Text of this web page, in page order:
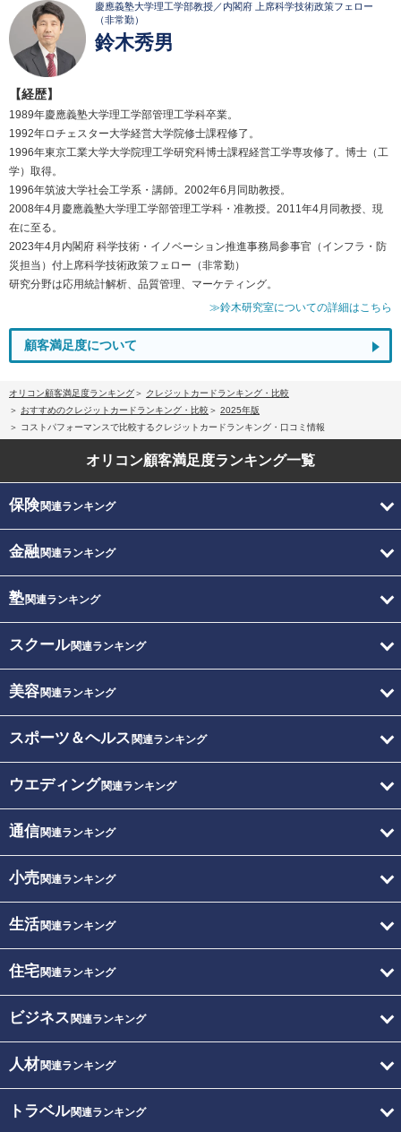
慶應義塾大学理工学部教授／内閣府 上席科学技術政策フェロー
（非常勤）
鈴木秀男
【経歴】
1989年慶應義塾大学理工学部管理工学科卒業。
1992年ロチェスター大学経営大学院修士課程修了。
1996年東京工業大学大学院理工学研究科博士課程経営工学専攻修了。博士（工
学）取得。
1996年筑波大学社会工学系・講師。2002年6月同助教授。
2008年4月慶應義塾大学理工学部管理工学科・准教授。2011年4月同教授、現
在に至る。
2023年4月内閣府 科学技術・イノベーション推進事務局参事官（インフラ・防
災担当）付上席科学技術政策フェロー（非常勤）
研究分野は応用統計解析、品質管理、マーケティング。
≫鈴木研究室についての詳細はこちら
顧客満足度について
オリコン顧客満足度ランキング
クレジットカードランキング・比較
おすすめのクレジットカードランキング・比較
2025年版
コストパフォーマンスで比較するクレジットカードランキング・口コミ情報
オリコン顧客満足度ランキング一覧
保険関連ランキング
金融関連ランキング
塾関連ランキング
スクール関連ランキング
美容関連ランキング
スポーツ＆ヘルス 関連ランキング
ウエディング関連ランキング
通信関連ランキング
小売関連ランキング
生活関連ランキング
住宅関連ランキング
ビジネス 関連ランキング
人材関連ランキング
トラベル関連ランキング